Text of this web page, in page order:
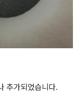
추가되었습니다.